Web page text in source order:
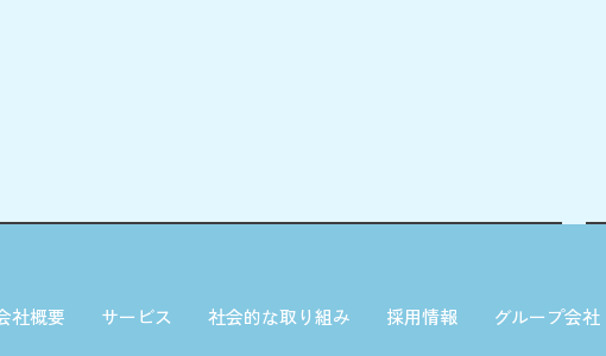
社概要 サービス 社会的な取り組み 採用情報
グループ会社